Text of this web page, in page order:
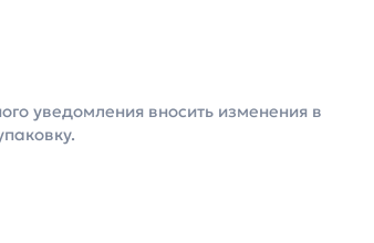
уведомления вносить изменения в